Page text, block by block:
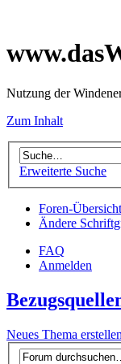
Nutzung der
Zum Inhalt
Erweiterte Suche
Foren-Übersicht
Ändere
FAQ
Anmelden
Neues Thema erstellen